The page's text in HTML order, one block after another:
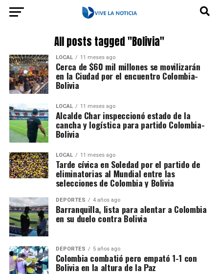
All posts tagged "Bolivia"
LOCAL 11 meses ago
Cerca de $60 mil millones se movilizarán
en la Ciudad por el encuentro Colombia-
Bolivia
LOCAL 11 meses ago
Alcalde Char inspeccionó estado de la
cancha y logística para partido Colombia-
Bolivia
LOCAL 11 meses ago
Tarde cívica en Soledad por el partido de
eliminatorias al Mundial entre las
selecciones de Colombia y Bolivia
DEPORTES 4 años ago
Barranquilla, lista para alentar a Colombia
en su duelo contra Bolivia
DEPORTES 5 años ago
Colombia combatió pero empató 1-1 con
Bolivia en la altura de la Paz